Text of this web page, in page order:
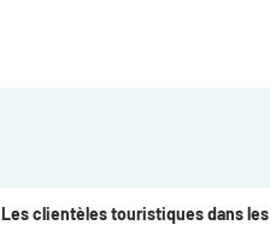
Les clientèles touristiques dans les